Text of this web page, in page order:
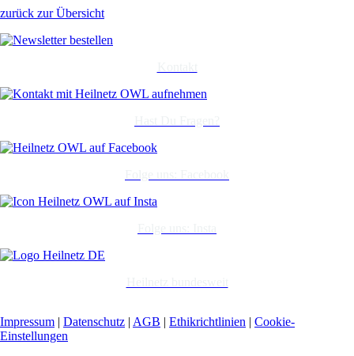
zurück zur Übersicht
Impressum | Datenschutz | AGB | Ethikrichtlinien | Cookie-
Einstellungen